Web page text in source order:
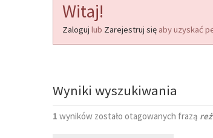
Witaj!
Zaloguj lub Zarejestruj się aby uzyskać
Wyniki wyszukiwania
1 wyników zostało otagowanych frazą